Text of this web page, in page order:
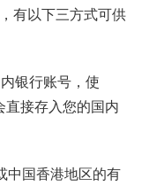
有以下三方式可供
银行账号，使
直接存入您的国内
中国香港地区的有